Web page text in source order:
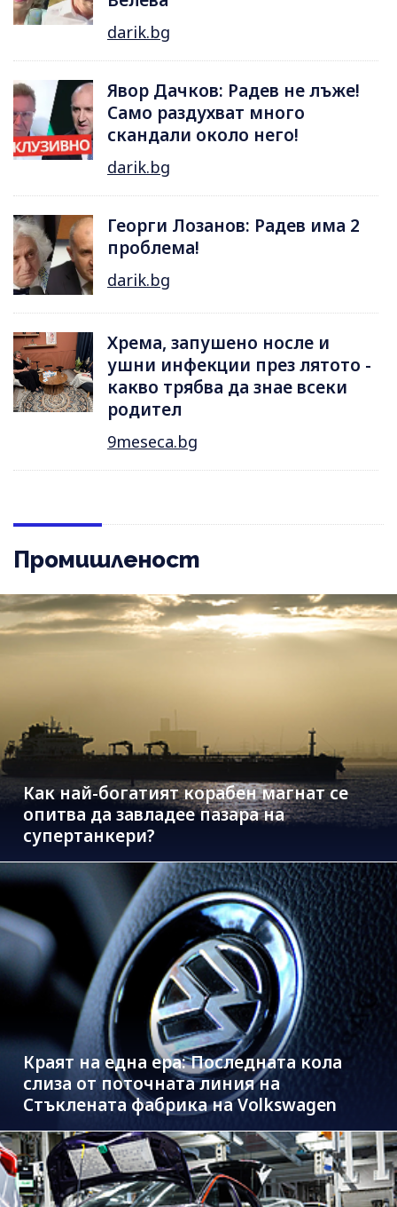
darik.bg
Явор Дачков: Радев не лъже!
Само раздухват много
скандали около него!
darik.bg
Георги Лозанов: Радев има 2
проблема!
darik.bg
Хрема, запушено носле и
ушни инфекции през лятотo -
какво трябва да знае всеки
родител
9meseca.bg
Промишленост
Как най-богатият корабен магнат се
опитва да завладее пазара на
супертанкери?
Краят на една ера: Последната кола
слиза от поточната линия на
Стъклената фабрика на Volkswagen